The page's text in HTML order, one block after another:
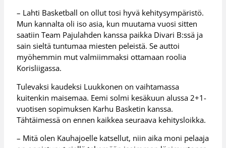
– Lahti Basketball on ollut tosi hyvä kehitysympäristö.
Mun kannalta oli iso asia, kun muutama vuosi sitten
saatiin Team Pajulahden kanssa paikka Divari B:ssä ja
sain sieltä tuntumaa miesten peleistä. Se auttoi
myöhemmin mut valmiimmaksi ottamaan roolia
Korisliigassa.
Tulevaksi kaudeksi Luukkonen on vaihtamassa
kuitenkin maisemaa. Eemi solmi kesäkuun alussa 2+1-
vuotisen sopimuksen Karhu Basketin kanssa.
Tähtäimessä on ennen kaikkea seuraava kehitysloikka.
– Mitä olen Kauhajoelle katsellut, niin aika moni pelaaja